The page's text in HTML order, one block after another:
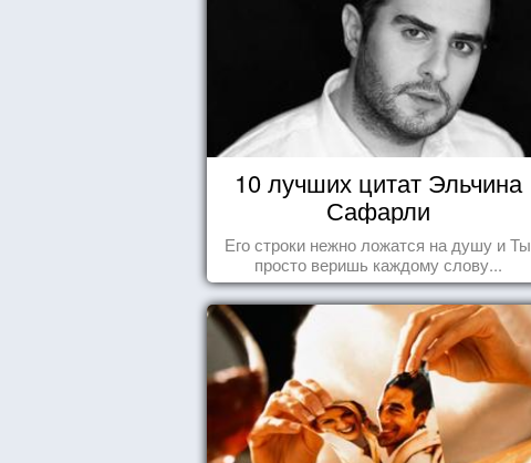
10 лучших цитат Эльчина
Сафарли
Его строки нежно ложатся на душу и Ты
просто веришь каждому слову...